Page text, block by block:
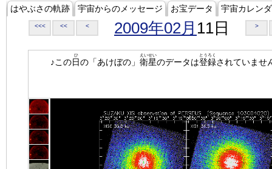
はやぶさの軌跡 宇宙からのメッセージ お宝データ 宇宙カレン
<<< << < 2009年02月 11日 >
♪この日
ひ
の「あけぼの」 衛星
えいせい
のデータは登録
とうろく
されていませ